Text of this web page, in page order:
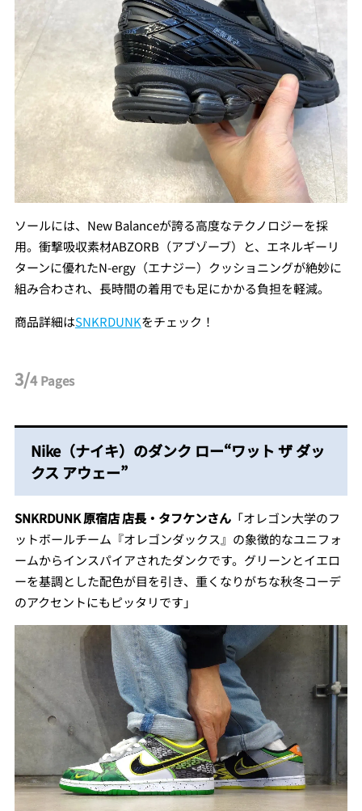
ソールには、New Balanceが誇る高度なテクノロジーを採
用。衝撃吸収素材ABZORB（アブゾーブ）と、エネルギーリ
ターンに優れたN-ergy（エナジー）クッショニングが絶妙に
組み合わされ、長時間の着用でも足にかかる負担を軽減。
商品詳細はSNKRDUNKをチェック！
3/4Pages
Nike（ナイキ）のダンク ロー“ワット ザ ダッ
クス アウェー”
SNKRDUNK 原宿店 店長・タフケンさん「オレゴン大学のフ
ットボールチーム『オレゴンダックス』の象徴的なユニフォ
ームからインスパイアされたダンクです。グリーンとイエロ
ーを基調とした配色が目を引き、重くなりがちな秋冬コーデ
のアクセントにもピッタリです」